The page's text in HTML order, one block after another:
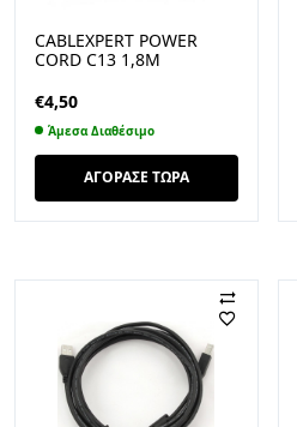
CABLEXPERT POWER
CORD C13 1,8M
€4,50
Άμεσα Διαθέσιμο
ΑΓΟΡΑΣΕ ΤΩΡΑ